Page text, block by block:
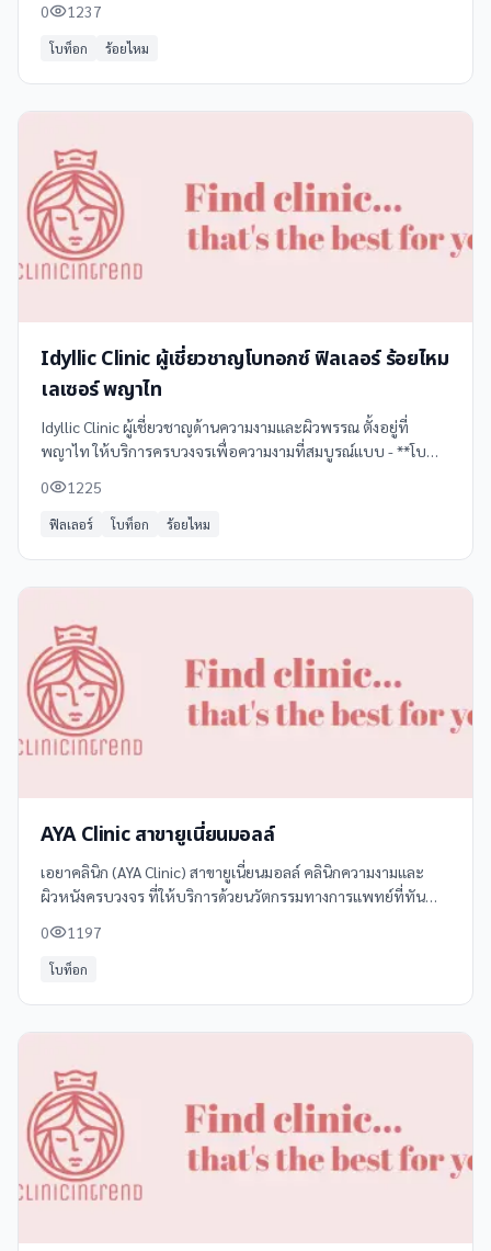
กาย เช่น การรักษาสิว
0 1237
โบท็อก ร้อยไหม
Idyllic Clinic ผู้เชี่ยวชาญโบทอกซ์ ฟิลเลอร์ ร้อยไหม
เลเซอร์ พญาไท
Idyllic Clinic ผู้เชี่ยวชาญด้านความงามและผิวพรรณ ตั้งอยู่ที่
พญาไท ให้บริการครบวงจรเพื่อความงามที่สมบูรณ์แบบ - **โบ
เต็มส่วนที่ขาดหาย
0 1225
ฟิลเลอร์ โบท็อก ร้อยไหม
AYA Clinic สาขายูเนี่ยนมอลล์
เอยาคลินิก (AYA Clinic) สาขายูเนี่ยนมอลล์ คลินิกความงามและ
ผิวหนังครบวงจร ที่ให้บริการด้วยนวัตกรรมทางการแพทย์ที่ทัน
ดูแลของแพทย์หญิงอารียา
0 1197
โบท็อก